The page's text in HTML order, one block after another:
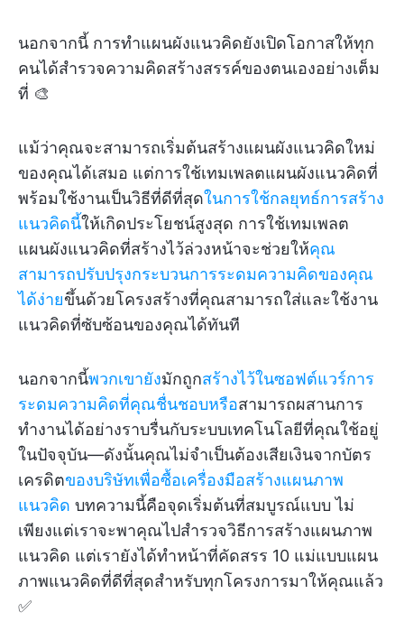
นอกจากนี้ การทำแผนผังแนวคิดยังเปิดโอกาสให้ทุก
คนได้สำรวจความคิดสร้างสรรค์ของตนเองอย่างเต็ม
ที่ 🎨
แม้ว่าคุณจะสามารถเริ่มต้นสร้างแผนผังแนวคิดใหม่
ของคุณได้เสมอ แต่การใช้เทมเพลตแผนผังแนวคิดที่
พร้อมใช้งานเป็นวิธีที่ดีที่สุดในการใช้กลยุทธ์การสร้าง
แนวคิดนี้ให้เกิดประโยชน์สูงสุด การใช้เทมเพลต
แผนผังแนวคิดที่สร้างไว้ล่วงหน้าจะช่วยให้คุณ
สามารถปรับปรุงกระบวนการระดมความคิดของคุณ
ได้ง่ายขึ้นด้วยโครงสร้างที่คุณสามารถใส่และใช้งาน
แนวคิดที่ซับซ้อนของคุณได้ทันที
นอกจากนี้พวกเขายังมักถูกสร้างไว้ในซอฟต์แวร์การ
ระดมความคิดที่คุณชื่นชอบหรือสามารถผสานการ
ทำงานได้อย่างราบรื่นกับระบบเทคโนโลยีที่คุณใช้อยู่
ในปัจจุบัน—ดังนั้นคุณไม่จำเป็นต้องเสียเงินจากบัตร
เครดิตของบริษัทเพื่อซื้อเครื่องมือสร้างแผนภาพ
แนวคิด บทความนี้คือจุดเริ่มต้นที่สมบูรณ์แบบ ไม่
เพียงแต่เราจะพาคุณไปสำรวจวิธีการสร้างแผนภาพ
แนวคิด แต่เรายังได้ทำหน้าที่คัดสรร 10 แม่แบบแผน
ภาพแนวคิดที่ดีที่สุดสำหรับทุกโครงการมาให้คุณแล้ว
✅